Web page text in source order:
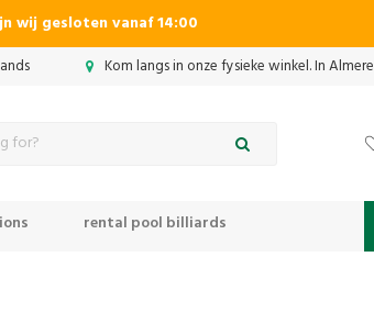
wij gesloten vanaf 14:00
Kom langs in onze fysieke winkel. In Almere
rental pool billiards